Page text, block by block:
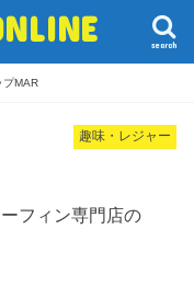
search
プMAR
趣味・レジャー
フィン専門店の